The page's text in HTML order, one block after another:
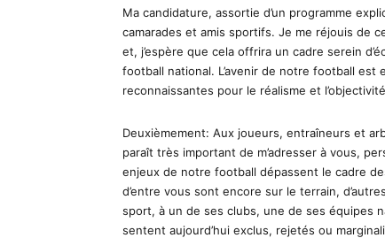
Ma candidature, assortie d’un programme
camarades et amis sportifs. Je me réjouis de
et, j’espère que cela offrira un cadre serein
football national. L’avenir de notre football
reconnaissantes pour le réalisme et
Deuxièmement: Aux joueurs, entraîneurs et
paraît très important de m’adresser à vous,
enjeux de notre football dépassent le cadre
d’entre vous sont encore sur le terrain,
sport, à un de ses clubs, une de ses équipes
sentent aujourd’hui exclus, rejetés ou